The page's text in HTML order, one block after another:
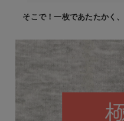
そこで！一枚であたたかく